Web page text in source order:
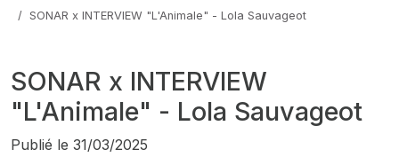
SONAR x INTERVIEW "L'Animale" - Lola Sauvageot
SONAR x INTERVIEW
"L'Animale" - Lola Sauvageot
Publié le 31/03/2025